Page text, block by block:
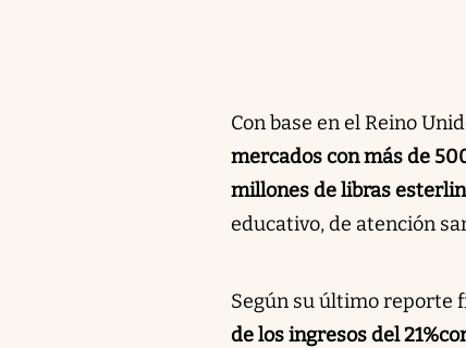
Con base en el Reino
mercados con más de
millones de libras
educativo, de atención
Según su último reporte
de los ingresos del 21%